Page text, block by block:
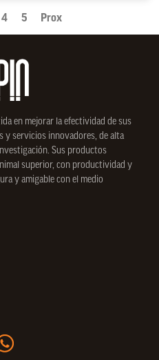
4 5 Prox
en mejorar la efectividad de sus
servicios innovadores, de alta
Sus productos
superior, con productividad y
y amigable con el medio